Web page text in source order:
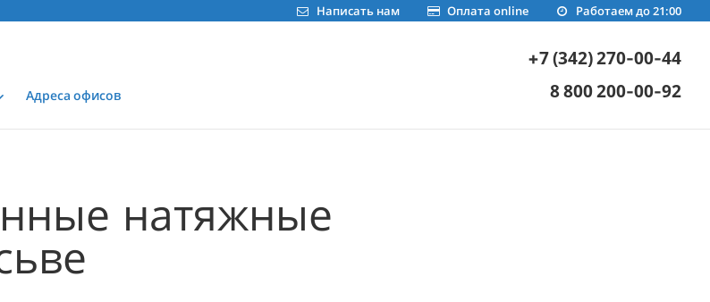
Работаем до 21:00
Оплата online
Написать нам
Адреса офисов
+7 (342) 270-00-44
8 800 200-00-92
натяжные